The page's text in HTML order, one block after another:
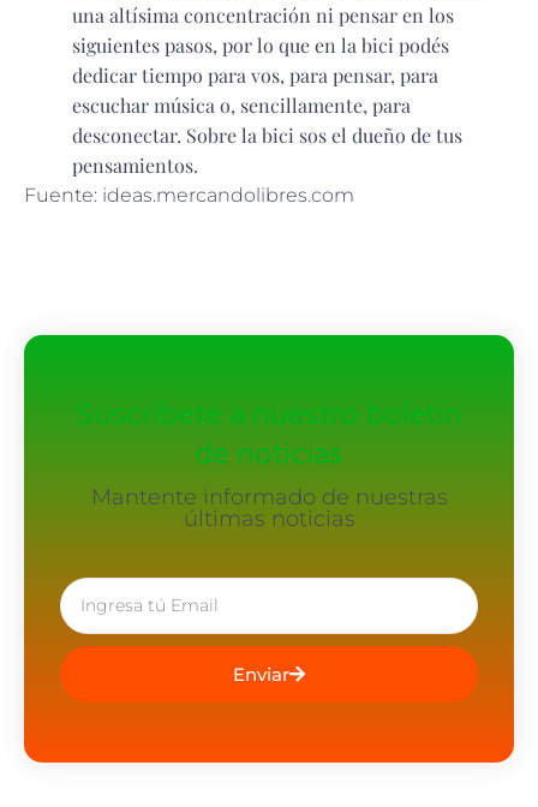
una altísima concentración ni pensar en los
siguientes pasos, por lo que en la bici podés
dedicar tiempo para vos, para pensar, para
escuchar música o, sencillamente, para
desconectar. Sobre la bici sos el dueño de tus
pensamientos.
Fuente: ideas.mercandolibres.com
Suscríbete a nuestro boletín
de noticias
Mantente informado de nuestras
últimas noticias
Enviar